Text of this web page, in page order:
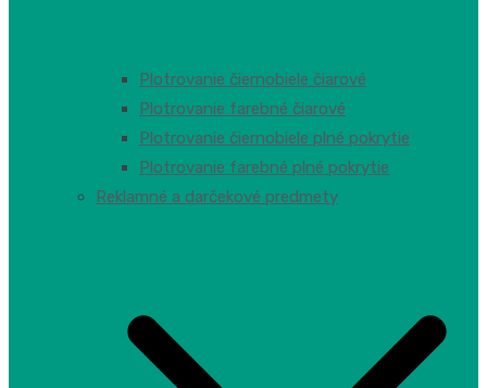
Plotrovanie čiernobiele čiarové
Plotrovanie farebné čiarové
Plotrovanie čiernobiele plné pokrytie
Plotrovanie farebné plné pokrytie
Reklamné a darčekové predmety